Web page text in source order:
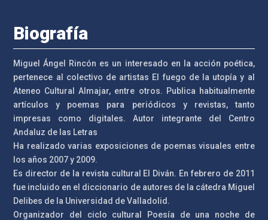
Biografía
Miguel Ángel Rincón es un interesado en la acción poética,
pertenece al colectivo de artistas El fuego de la utopía y al
Ateneo Cultural Almajar, entre otros. Publica habitualmente
artículos y poemas para periódicos y revistas, tanto
impresas como digitales. Autor integrante del Centro
Andaluz de las Letras
Ha realizado varias exposiciones de poemas visuales entre
los años 2007 y 2009.
Es director de la revista cultural El Diván. En febrero de 2011
fue incluido en el diccionario de autores de la cátedra Miguel
Delibes de la Universidad de Valladolid.
Organizador del ciclo cultural Poesía de una noche de